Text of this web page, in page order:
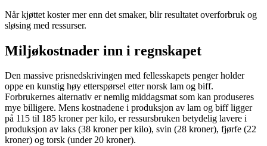
Når kjøttet koster mer enn det smaker, blir resultatet overforbruk og
sløsing med ressurser.
Miljøkostnader inn i regnskapet
Den massive prisnedskrivingen med fellesskapets penger holder
oppe en kunstig høy etterspørsel etter norsk lam og biff.
Forbrukernes alternativ er nemlig middagsmat som kan produseres
mye billigere. Mens kostnadene i produksjon av lam og biff ligger
på 115 til 185 kroner per kilo, er ressursbruken betydelig lavere i
produksjon av laks (38 kroner per kilo), svin (28 kroner), fjørfe (22
kroner) og torsk (under 20 kroner).